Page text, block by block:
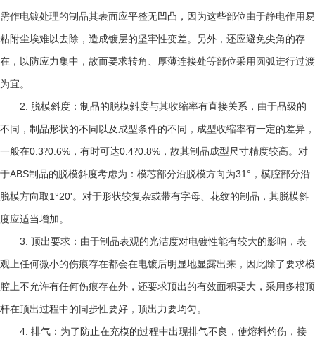
需作电镀处理的制品其表面应平整无凹凸，因为这些部位由于静电作用易
粘附尘埃难以去除，造成镀层的坚牢性变差。另外，还应避免尖角的存
在，以防应力集中，故而要求转角、厚薄连接处等部位采用圆弧进行过渡
为宜。
2. 脱模斜度：制品的脱模斜度与其收缩率有直接关系，由于品级的
不同，制品形状的不同以及成型条件的不同，成型收缩率有一定的差异，
一般在0.3?0.6% ，有时可达0.4?0.8% ，故其制品成型尺寸精度较高。对
于ABS制品的脱模斜度考虑为：模芯部分沿脱模方向为31° ，模腔部分沿
脱模方向取 1°20'。对于形状较复杂或带有字母、花纹的制品，其脱模斜
度应适当增加。
3. 顶出要求：由于制品表观的光洁度对电镀性能有较大的影响，表
观上任何微小的伤痕存在都会在电镀后明显地显露出来，因此除了要求模
腔上不允许有任何伤痕存在外，还要求顶出的有效面积要大，采用多根顶
杆在顶出过程中的同步性要好，顶出力要均匀。
4. 排气：为了防止在充模的过程中出现排气不良，使熔料灼伤，接